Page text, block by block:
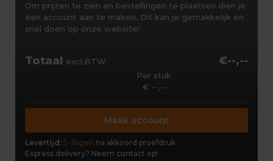
Om prijzen te zien en bestellingen te plaatsen dien je
een account aan te maken. Dit kan je gemakkelijk en
snel doen op onze website!
Totaal excl.BTW €--,--
Per stuk
€ --,--
Maak account
Levertijd: 5 dagen na akkoord proefdruk
Express delivery? Neem contact op!